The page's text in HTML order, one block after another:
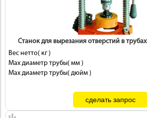
Cтанок для вырезания отверстий в трубах
Вес нетто( кг )
Max диаметр трубы( мм )
Max диаметр трубы( дюйм )